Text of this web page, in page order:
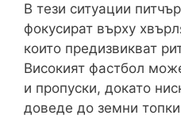
В тези ситуации
фокусират върху
които предизвикват
Високият фастбол
и пропуски, докато
доведе до земни